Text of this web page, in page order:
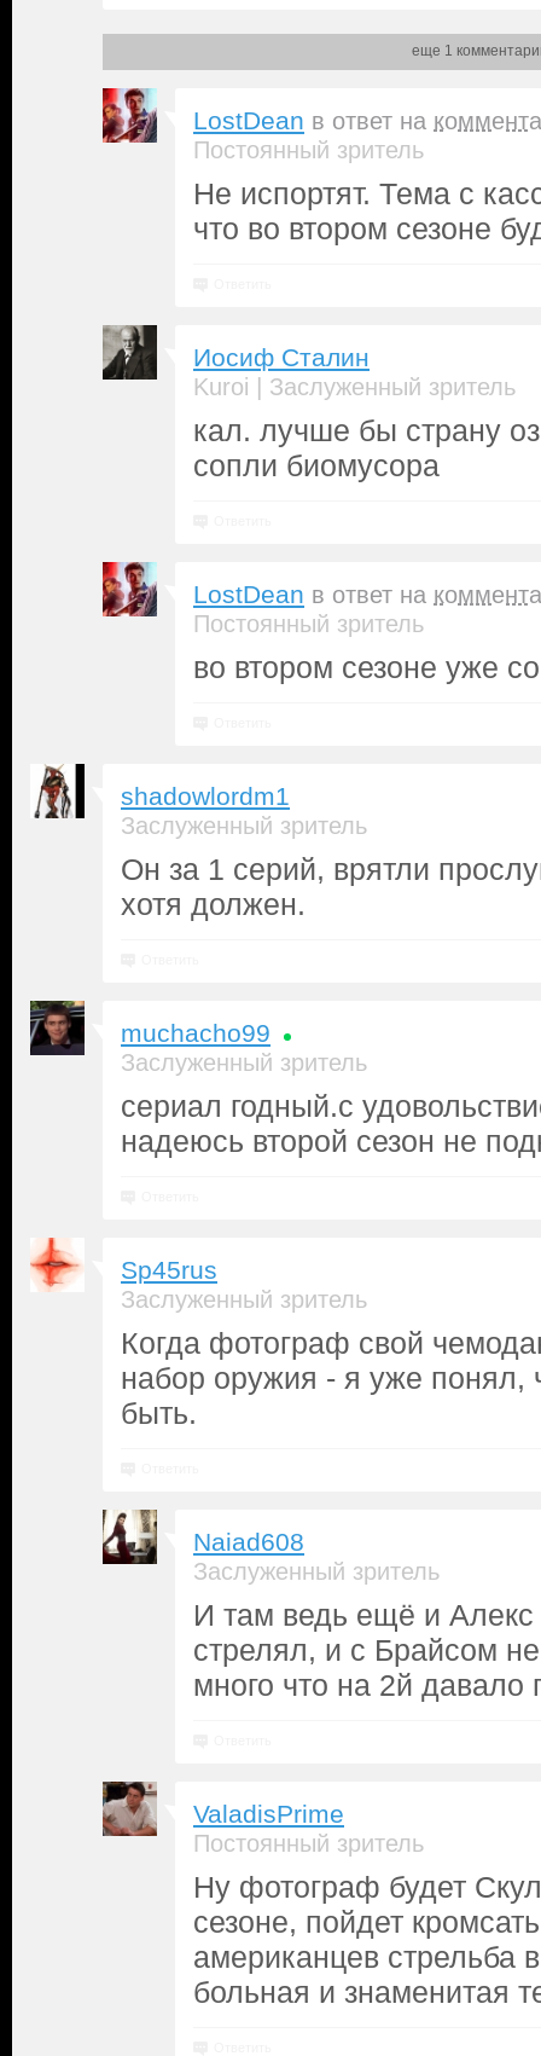
еще 1
LostDean в ответ на
Постоянный зритель
Не испортят. Тема с
что во втором сезоне
Иосиф Сталин
Kuroi | Заслуженный зритель
кал. лучше бы страну
сопли биомусора
LostDean в ответ на
Постоянный зритель
во втором сезоне уже
shadowlordm1
Заслуженный зритель
Он за 1 серий, врятли
хотя должен.
muchacho99
Заслуженный зритель
сериал годный.с
надеюсь второй сезон не
Sp45rus
Заслуженный зритель
Когда фотограф свой
набор оружия - я уже понял,
быть.
Naiad608
Заслуженный зритель
И там ведь ещё и Алекс
стрелял, и с Брайсом
много что на 2й давало
ValadisPrime
Постоянный зритель
Ну фотограф будет
сезоне, пойдет
американцев стрельба
больная и знаменитая